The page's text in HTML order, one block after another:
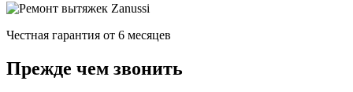
Честная гарантия от 6 месяцев
Прежде чем звонить